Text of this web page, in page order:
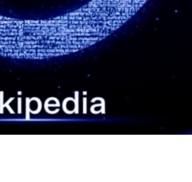
14
biskupa